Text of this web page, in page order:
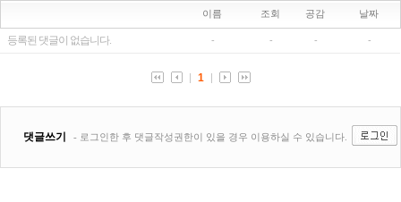
이름 조회 공감 날짜
등록된 댓글이 없습니다. - - - -
1
댓글쓰기 - 로그인한 후 댓글작성권한이 있을 경우 이용하실 수 있습니다.